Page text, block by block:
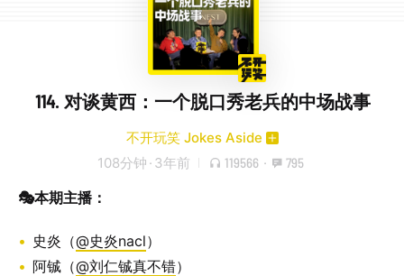
114. 对谈黄西：一个脱口秀老兵的中场战事
不开玩笑 Jokes Aside
108分钟 · 3年前 119566 · 795
🎭本期主播：
史炎（@史炎nacl）
阿铖（@刘仁铖真不错）